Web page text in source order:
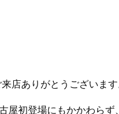
店ありがとうございます
初登場にもかかわらず